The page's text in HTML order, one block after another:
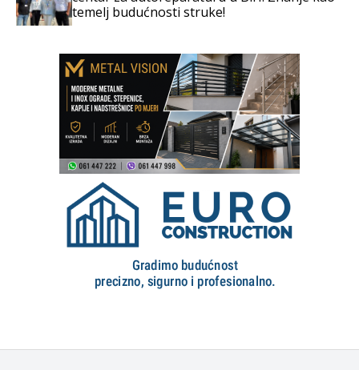
temelj budućnosti struke!